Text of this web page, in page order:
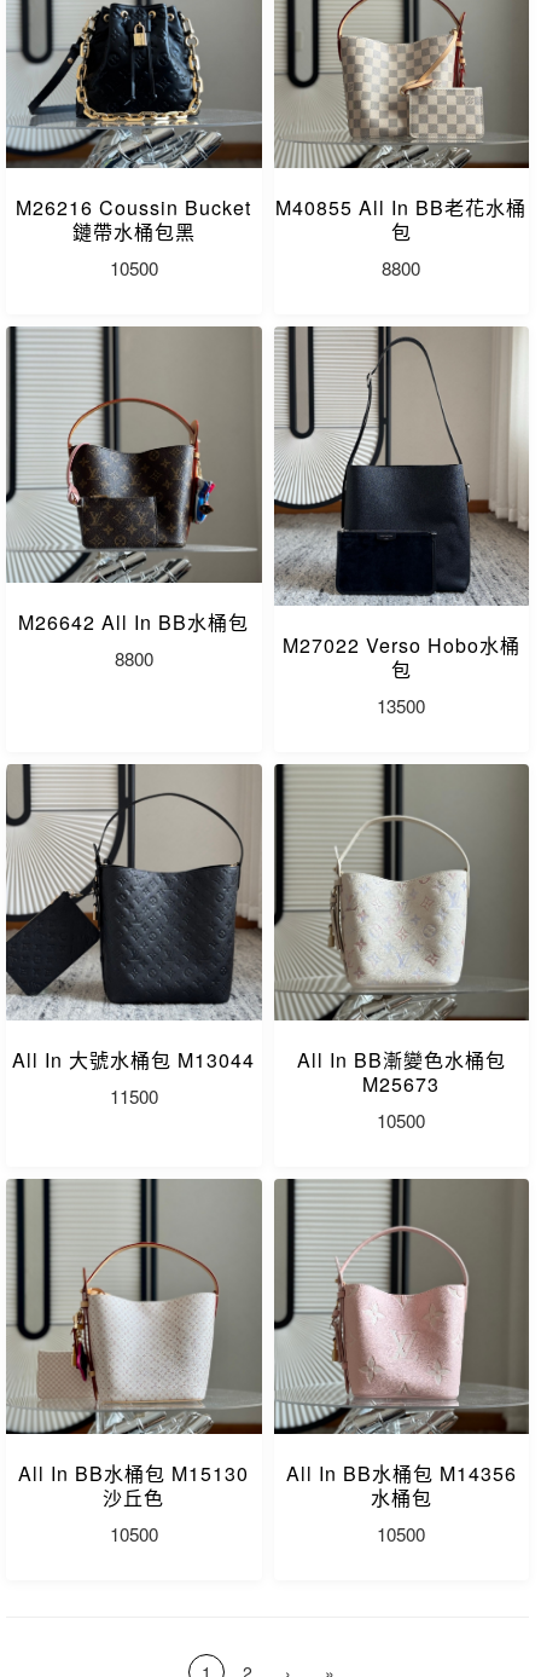
M26216 Coussin Bucket
鏈帶水桶包黑
10500
M40855 All In BB老花水桶
包
8800
M26642 All In BB水桶包
8800
M27022 Verso Hobo水桶
包
13500
All In 大號水桶包 M13044
11500
All In BB漸變色水桶包
M25673
10500
All In BB水桶包 M15130
沙丘色
10500
All In BB水桶包 M14356
水桶包
10500